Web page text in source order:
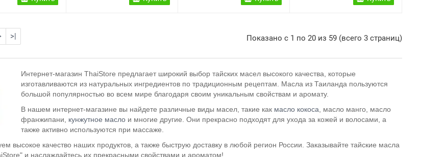
>| Показано с 1 по 20 из 59 (всего 3 страниц)
Интернет-магазин ThaiStore предлагает широкий выбор тайских масел высокого качества, которые
изготавливаются из натуральных ингредиентов по традиционным рецептам. Масла из Таиланда пользуются
большой популярностью во всем мире благодаря своим уникальным свойствам и аромату.
В нашем интернет-магазине вы найдете различные виды масел, такие как масло кокоса , масло манго, масло
франжипани, кунжутное масло и многие другие. Они прекрасно подходят для ухода за кожей и волосами, а
также активно используются при массаже.
высокое качество наших продуктов, а также быструю доставку в любой регион России. Заказывайте тайские масла
и наслаждайтесь их прекрасными свойствами и ароматом!